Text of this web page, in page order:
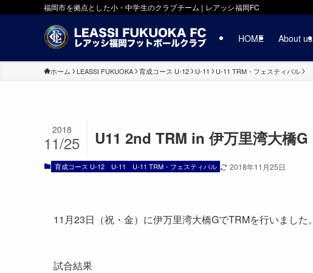
福岡市を拠点とした小・中学生のクラブチーム | レアッシ福岡FC
HOME About us
ホーム LEASSI FUKUOKA 育成コース U-12 U-11 U-11 TRM・フェスティバル
U11 2nd TRM in 伊万里湾大橋G
2018
11/25
育成コース U-12 U-11 U-11 TRM・フェスティバル 2018年11月25日
11月23日（祝・金）に伊万里湾大橋GでTRMを行いました。
試合結果